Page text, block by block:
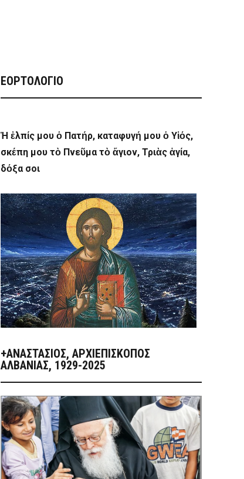
ΕΟΡΤΟΛΟΓΙΟ
Ἡ ἐλπίς μου ὁ Πατήρ, καταφυγή μου ὁ Υἱός,
σκέπη μου τὸ Πνεῦμα τὸ ἅγιον, Τριὰς ἁγία,
δόξα σοι
+ΑΝΑΣΤΆΣΙΟΣ, ΑΡΧΙΕΠΊΣΚΟΠΟΣ
ΑΛΒΑΝΊΑΣ, 1929-2025